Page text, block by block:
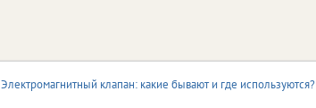
Электромагнитный клапан: какие бывают и где используются?